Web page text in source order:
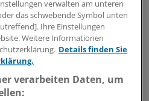
für medizinischen
Jung-Stiftung Forschung
Medizin eröffnet. Warum
eine zentrale Rolle spielt –
werden.
und Forschung
verwalten am unteren
das schwebende Symbol unten
Ihre Einstellungen
Weitere Informationen
Details finden Sie
verarbeiten Daten, um